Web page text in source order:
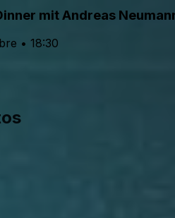
mit Andreas
• 18:30